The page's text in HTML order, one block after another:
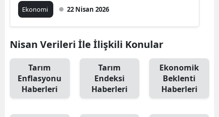
Ekonomi 22 Nisan 2026
Nisan Verileri İle İlişkili Konular
Tarım
Enflasyonu
Haberleri
Tarım
Endeksi
Haberleri
Ekonomik
Beklenti
Haberleri